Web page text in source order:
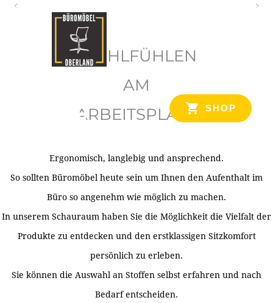
SHOP
WOHLFÜHLEN
AM
ARBEITSPLATZ
Ergonomisch, langlebig und ansprechend.
So sollten Büromöbel heute sein um Ihnen den Aufenthalt im
Büro so angenehm wie möglich zu machen.
In unserem Schauraum haben Sie die Möglichkeit die Vielfalt der
Produkte zu entdecken und den erstklassigen Sitzkomfort
persönlich zu erleben.
Sie können die Auswahl an Stoffen selbst erfahren und nach
Bedarf entscheiden.